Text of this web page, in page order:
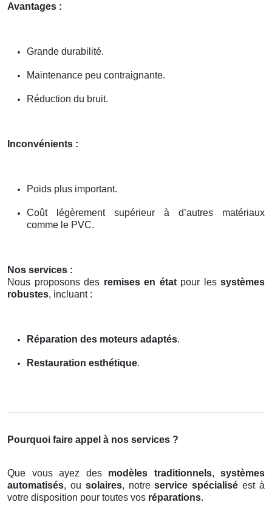
Avantages :
Grande durabilité.
Maintenance peu contraignante.
Réduction du bruit.
Inconvénients :
Poids plus important.
Coût légèrement supérieur à d’autres matériaux
comme le PVC.
Nos services :
Nous proposons des remises en étatpour les systèmes
robustes, incluant :
Réparation des moteurs adaptés.
Restauration esthétique.
Pourquoi faire appel à nos services ?
Que vous ayez des modèles traditionnels, systèmes
automatisés, ou solaires, notreservice spécialisé est à
votre disposition pour toutes vos réparations.